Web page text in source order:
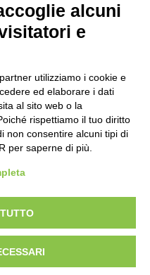
alcuni
e
utilizziamo i cookie e
ed elaborare i dati
al sito web o la
rispettiamo il tuo diritto
non consentire alcuni tipi di
per saperne di più.